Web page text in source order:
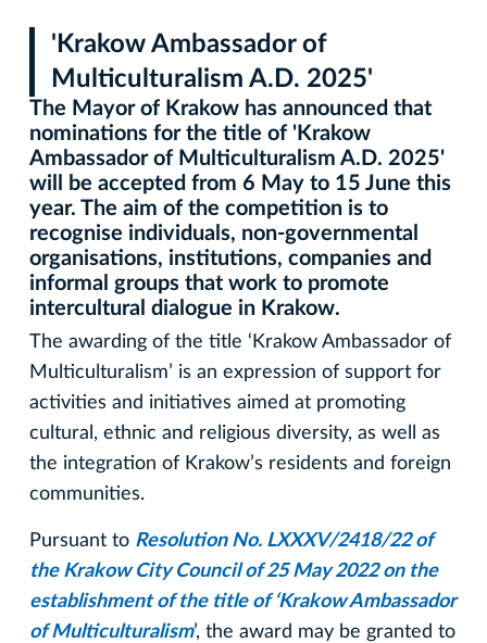
'Krakow Ambassador of
Multiculturalism A.D. 2025'
The Mayor of Krakow has announced that
nominations for the title of 'Krakow
Ambassador of Multiculturalism A.D. 2025'
will be accepted from 6 May to 15 June this
year. The aim of the competition is to
recognise individuals, non-governmental
organisations, institutions, companies and
informal groups that work to promote
intercultural dialogue in Krakow.
The awarding of the title ‘Krakow Ambassador of
Multiculturalism’ is an expression of support for
activities and initiatives aimed at promoting
cultural, ethnic and religious diversity, as well as
the integration of Krakow’s residents and foreign
communities.
Pursuant to Resolution No. LXXXV/2418/22 of
the Krakow City Council of 25 May 2022 on the
establishment of the title of ‘Krakow Ambassador
of Multiculturalism’, the award may be granted to